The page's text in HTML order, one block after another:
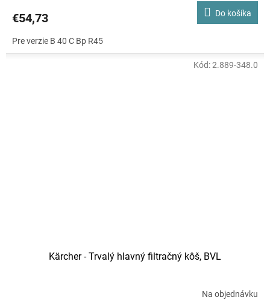
€54,73 Do košíka
Pre verzie B 40 C Bp R45
Kärcher - Trvalý hlavný filtračný kôš, BVL
Na objednávku
Kód:2.889-348.0